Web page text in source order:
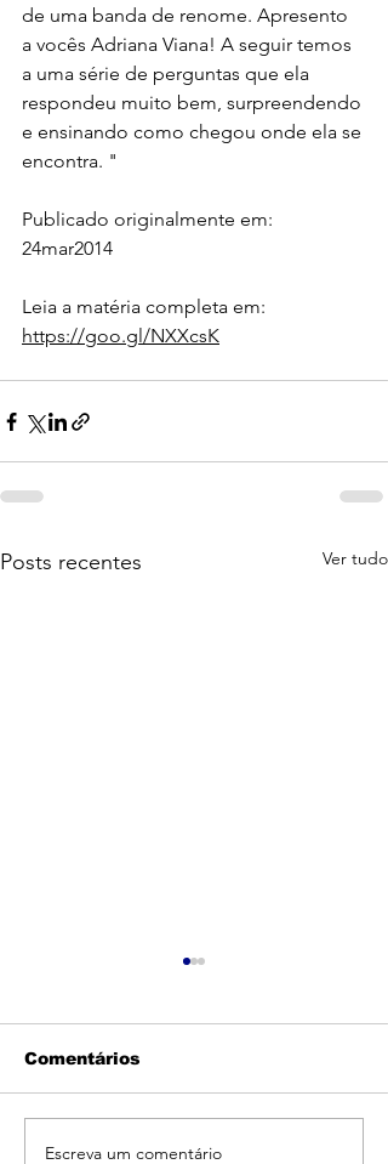
de uma banda de renome. Apresento
a vocês Adriana Viana! A seguir temos
a uma série de perguntas que ela
respondeu muito bem, surpreendendo
e ensinando como chegou onde ela se
encontra. "
Publicado originalmente em:
24mar2014
Leia a matéria completa em:
https://goo.gl/NXXcsK
Posts recentes Ver tudo
Afinal de contas, o
Comentários
Escreva um comentário